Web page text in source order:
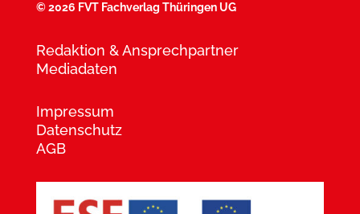
©2026 FVT Fachverlag Thüringen UG
Redaktion & Ansprechpartner
Mediadaten
Impressum
Datenschutz
AGB